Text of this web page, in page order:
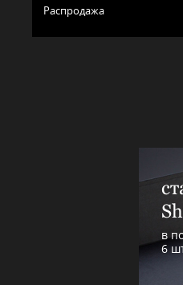
Распродажа
в
6